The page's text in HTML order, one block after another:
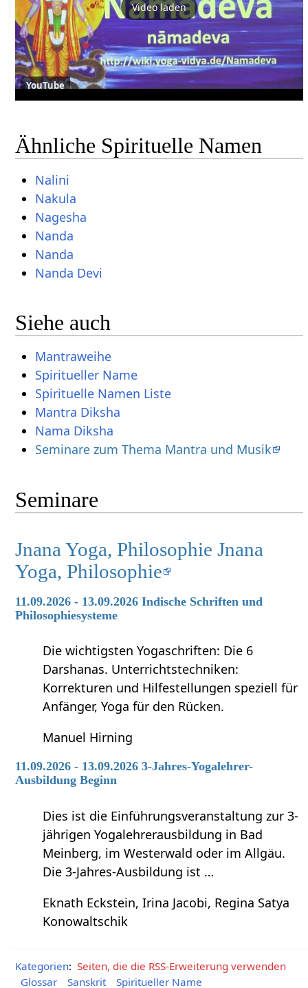
Video laden
YouTube
Ähnliche Spirituelle Namen
Nalini
Nakula
Nagesha
Nanda
Nanda
Nanda Devi
Siehe auch
Mantraweihe
Spiritueller Name
Spirituelle Namen Liste
Mantra Diksha
Nama Diksha
Seminare zum Thema Mantra und Musik
Seminare
Jnana Yoga, Philosophie Jnana
Yoga, Philosophie
11.09.2026 - 13.09.2026 Indische Schriften und
Philosophiesysteme
Die wichtigsten Yogaschriften: Die 6
Darshanas. Unterrichtstechniken:
Korrekturen und Hilfestellungen speziell für
Anfänger, Yoga für den Rücken.
Manuel Hirning
11.09.2026 - 13.09.2026 3-Jahres-Yogalehrer-
Ausbildung Beginn
Dies ist die Einführungsveranstaltung zur 3-
jährigen Yogalehrerausbildung in Bad
Meinberg, im Westerwald oder im Allgäu.
Die 3-Jahres-Ausbildung ist …
Eknath Eckstein, Irina Jacobi, Regina Satya
Konowaltschik
Kategorien: Seiten, die die RSS-Erweiterung verwenden
Glossar
Sanskrit Spiritueller Name